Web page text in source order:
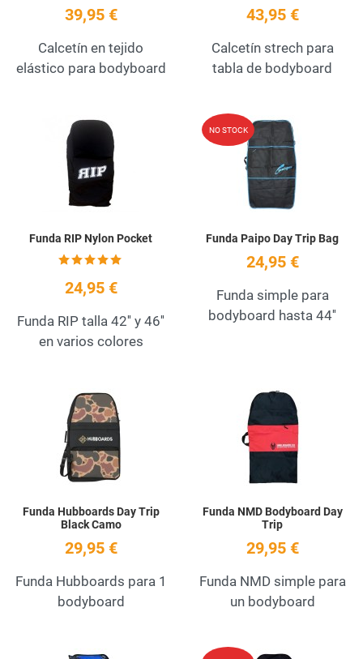
39,95 €
Calcetín en tejido
elástico para bodyboard
43,95 €
Calcetín strech para
tabla de bodyboard
Add to Wishlist
Funda RIP Nylon Pocket
24,95 €
Funda RIP talla 42'' y 46''
en varios colores
NO STOCK
Funda Paipo Day Trip Bag
24,95 €
Funda simple para
bodyboard hasta 44''
Add to Wishlist
Funda Hubboards Day Trip
Black Camo
29,95 €
Funda Hubboards para 1
bodyboard
Funda NMD Bodyboard Day
Trip
29,95 €
Funda NMD simple para
un bodyboard